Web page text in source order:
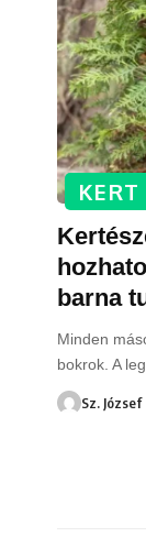
KERT
barna
Minden
bokrok. A
Sz. József